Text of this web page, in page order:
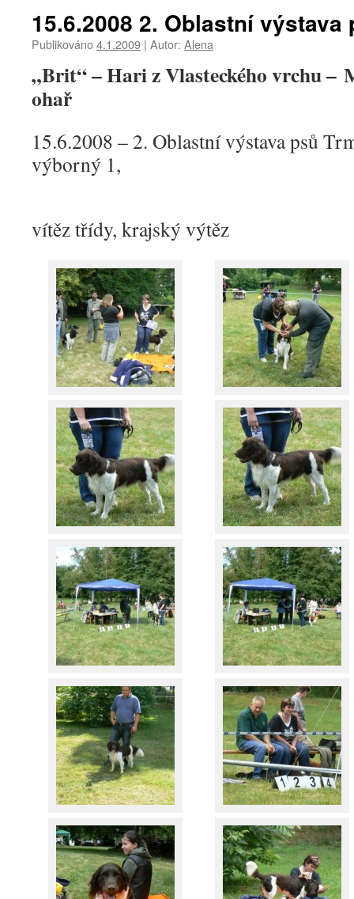
15.6.2008 2. Oblastní výstava
Publikováno4.1.2009 | Autor: Alena
„Brit“ – Hari z Vlasteckého vrchu –
ohař
15.6.2008 – 2. Oblastní výstava psů
výborný 1,
vítěz třídy, krajský výtěz